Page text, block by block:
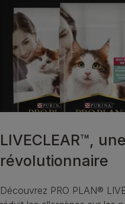
LIVECLEAR™,
révolutionnaire
Découvrez PRO PLAN®